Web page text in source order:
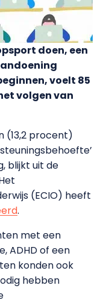
doen, een
voelt 85
volgen van
(13,2 procent)
blijkt uit de
(ECIO) heeft
.
met een
ADHD of een
konden ook
hebben